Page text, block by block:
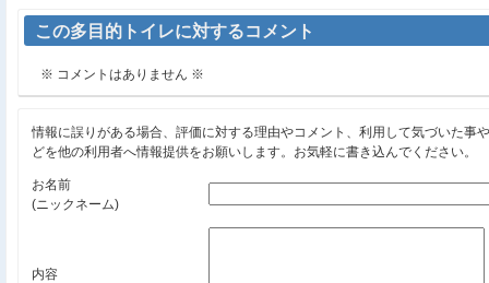
この多目的トイレに対するコメント
※ コメントはありません ※
情報に誤りがある場合、評価に対する理由やコメント、利用して気づいた事
どを他の利用者へ情報提供をお願いします。お気軽に書き込んでください。
お名前
(ニックネーム)
内容